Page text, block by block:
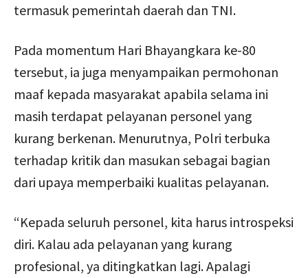
termasuk pemerintah daerah dan TNI.
Pada momentum Hari Bhayangkara ke-80
tersebut, ia juga menyampaikan permohonan
maaf kepada masyarakat apabila selama ini
masih terdapat pelayanan personel yang
kurang berkenan. Menurutnya, Polri terbuka
terhadap kritik dan masukan sebagai bagian
dari upaya memperbaiki kualitas pelayanan.
“Kepada seluruh personel, kita harus introspeksi
diri. Kalau ada pelayanan yang kurang
profesional, ya ditingkatkan lagi. Apalagi